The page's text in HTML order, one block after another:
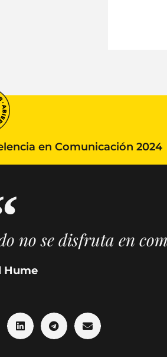
en Comunicación 2024
no se disfruta en
Hume